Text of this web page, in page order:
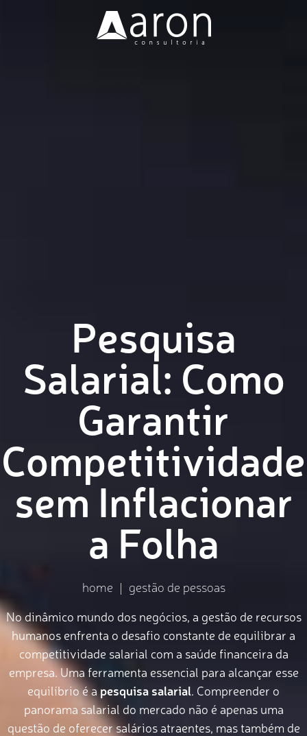
Nossa Missão
Pesquisa
Salarial: Como
Garantir
Competitividade
sem Inflacionar
a Folha
home | gestão de pessoas
No dinâmico mundo dos negócios, a gestão de recursos
humanos enfrenta o desafio constante de equilibrar a
competitividade salarial com a saúde financeira da
empresa. Uma ferramenta essencial para alcançar esse
equilíbrio é apesquisa salarial . Compreender o
panorama salarial do mercado não é apenas uma
questão de oferecer salários atraentes, mas também de